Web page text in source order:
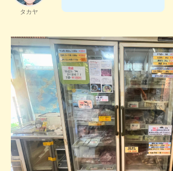
タカヤ